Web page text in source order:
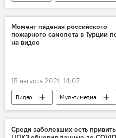
безопасность
танки
военные учения
Момент падения российского
пожарного самолета в Турции
на видео
15 августа 2021, 14:07
Видео Мультимедиа
Турция
катастрофа
Среди заболевших есть